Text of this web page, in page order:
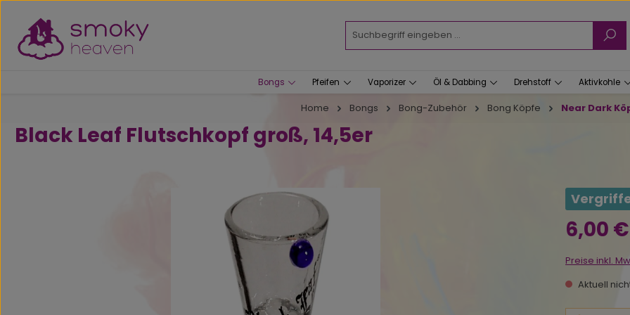
Bongs Pfeifen Vaporizer Öl & Dabbing Drehstoff Aktivkohle
Home Bongs Bong-Zubehör Bong Köpfe Near Dark
Black Leaf Flutschkopf groß, 14,5er
Regulärer Preis:
6,00 €
Preise inkl.
Aktuell